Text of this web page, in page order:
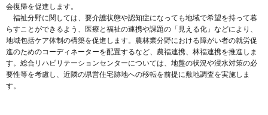
会復帰を促進します。
福祉分野に関しては、要介護状態や認知症になっても地域で希望を持って暮
らすことができるよう、医療と福祉の連携や課題の「見える化」などにより、
地域包括ケア体制の構築を促進します。農林業分野における障がい者の就労促
進のためのコーディネーターを配置するなど、農福連携、林福連携を推進しま
す。総合リハビリテーションセンターについては、地盤の状況や浸水対策の必
要性等を考慮し、近隣の県営住宅跡地への移転を前提に敷地調査を実施しま
す。